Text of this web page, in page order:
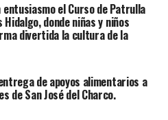
entusiasmo el Curso de Patrulla
donde niñas y niños
divertida la cultura de la
de apoyos alimentarios a
de San José del Charco.